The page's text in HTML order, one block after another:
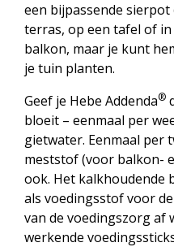
een bijpassende
terras, op een tafel of
balkon, maar je kunt
je tuin planten.
Geef je Hebe Addenda®
bloeit – eenmaal per
gietwater. Eenmaal per
meststof (voor balkon-
ook. Het kalkhoudende
als voedingsstof voor
van de voedingszorg af
werkende